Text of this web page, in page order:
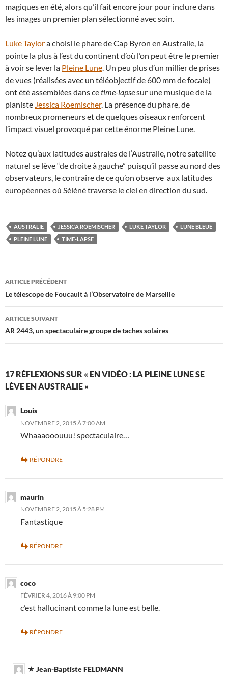
magiques en été, alors qu’il fait encore jour pour inclure dans
les images un premier plan sélectionné avec soin.
Luke Taylora choisi le phare de Cap Byron en Australie, la
pointe la plus à l’est du continent d’où l’on peut être le premier
à voir se lever la Pleine Lune. Un peu plus d’un millier de prises
de vues (réalisées avec un téléobjectif de 600 mm de focale)
ont été assemblées dans cetime-lapsesur une musique de la
pianiste Jessica Roemischer. La présence du phare, de
nombreux promeneurs et de quelques oiseaux renforcent
l’impact visuel provoqué par cette énorme Pleine Lune.
Notez qu’aux latitudes australes de l’Australie, notre satellite
naturel se lève “de droite à gauche” puisqu’il passe au nord des
observateurs, le contraire de ce qu’on observe aux latitudes
européennes où Séléné traverse le ciel en direction du sud.
AUSTRALIE JESSICA ROEMISCHER LUKE TAYLOR
LUNE BLEUE
PLEINE LUNE
TIME-LAPSE
Navigation
des
articles
ARTICLE PRÉCÉDENT
Le télescope de Foucault à l’Observatoire de Marseille
ARTICLE SUIVANT
AR 2443, un spectaculaire groupe de taches solaires
17 RÉFLEXIONS SUR « EN VIDÉO : LA PLEINE LUNE SE
LÈVE EN AUSTRALIE »
Louis
NOVEMBRE 2, 2015 À 7:00 AM
Whaaaooouuu! spectaculaire…
RÉPONDRE
maurin
NOVEMBRE 2, 2015 À 5:28 PM
Fantastique
RÉPONDRE
coco
FÉVRIER 4, 2016 À 9:00 PM
c’est hallucinant comme la lune est belle.
RÉPONDRE
Jean-Baptiste FELDMANN